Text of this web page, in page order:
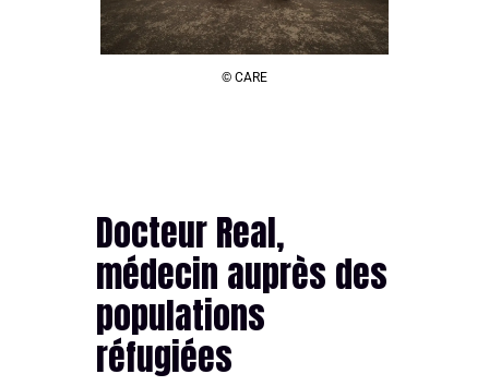
© CARE
Docteur Real,
médecin auprès des
populations
réfugiées